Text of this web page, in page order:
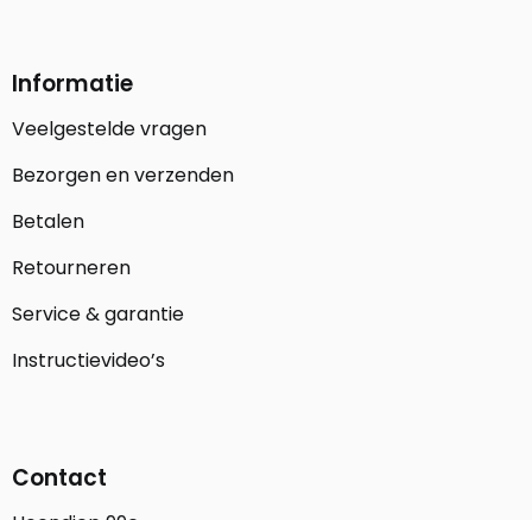
Informatie
Veelgestelde vragen
Bezorgen en verzenden
Betalen
Retourneren
Service & garantie
Instructievideo’s
Contact